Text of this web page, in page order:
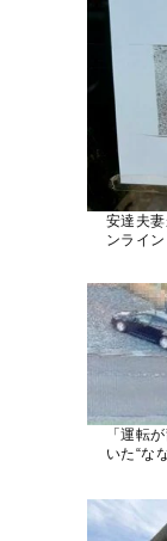
安達夫
ンライン
「運転
いた“な